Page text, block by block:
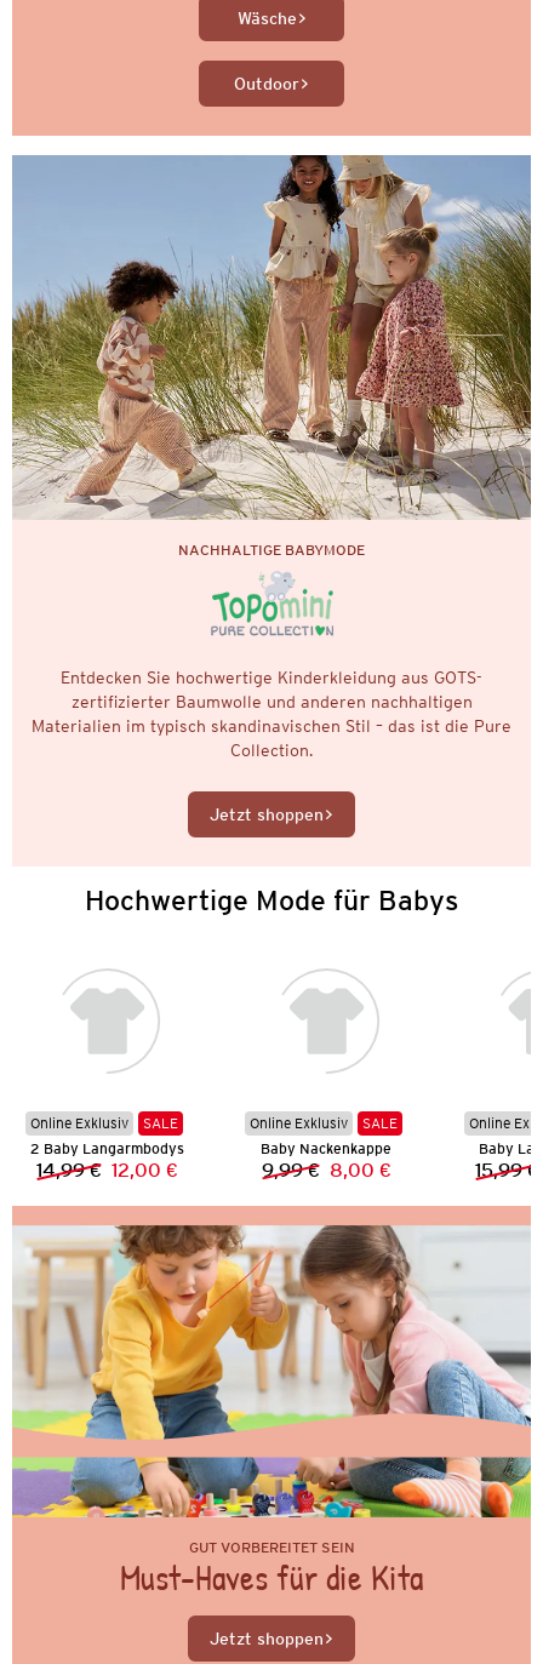
Wäsche
Outdoor
NACHHALTIGE BABYMODE
Entdecken Sie hochwertige Kinderkleidung aus GOTS-
zertifizierter Baumwolle und anderen nachhaltigen
Materialien im typisch skandinavischen Stil – das ist die Pure
Collection.
Jetzt shoppen
Hochwertige Mode für Babys
Online Exklusiv
SALE
2 Baby Langarmbodys
Vorheriger Preis:
14,99 € Neuer Preis:
12,00 €
Online Exklusiv
SALE
Baby Nackenkappe
Vorheriger Preis:
9,99 € Neuer Preis:
8,00 €
Online
Baby
15,99 €
GUT VORBEREITET SEIN
Must-Haves für die Kita
Jetzt shoppen